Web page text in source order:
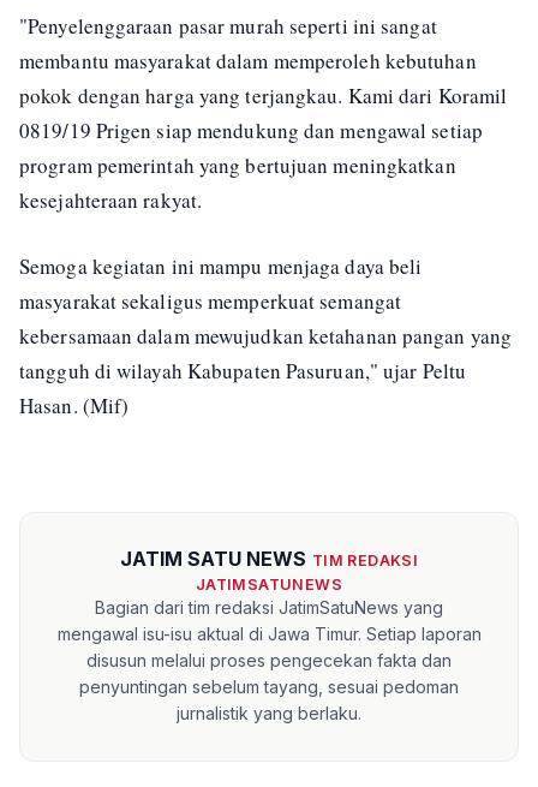
"Penyelenggaraan pasar murah seperti ini sangat
membantu masyarakat dalam memperoleh kebutuhan
pokok dengan harga yang terjangkau. Kami dari Koramil
0819/19 Prigen siap mendukung dan mengawal setiap
program pemerintah yang bertujuan meningkatkan
kesejahteraan rakyat.
Semoga kegiatan ini mampu menjaga daya beli
masyarakat sekaligus memperkuat semangat
kebersamaan dalam mewujudkan ketahanan pangan yang
tangguh di wilayah Kabupaten Pasuruan," ujar Peltu
Hasan. (Mif)
JATIM SATU NEWS TIM REDAKSI
JATIMSATUNEWS
Bagian dari tim redaksi JatimSatuNews yang
mengawal isu-isu aktual di Jawa Timur. Setiap laporan
disusun melalui proses pengecekan fakta dan
penyuntingan sebelum tayang, sesuai pedoman
jurnalistik yang berlaku.